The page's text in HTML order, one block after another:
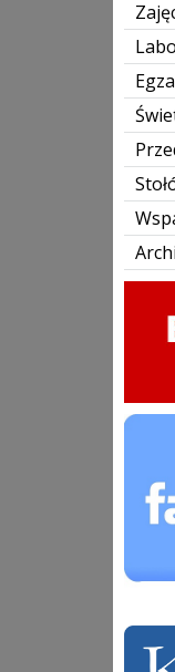
Facebook
kuratorium